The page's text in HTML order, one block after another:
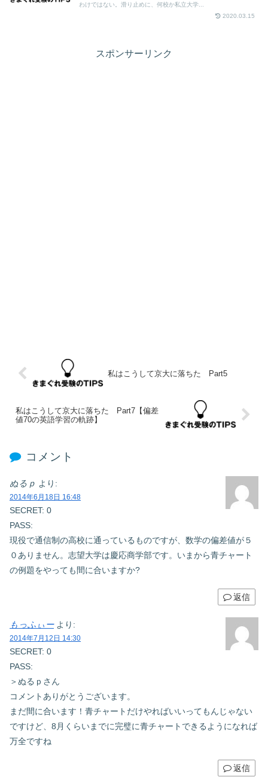
わけではない。滑り止めに、何校か私立大学...
2020.03.15
スポンサーリンク
私はこうして京大に落ちた Part5
私はこうして京大に落ちた Part7【偏差
値70の英語学習の軌跡】
コメント
ぬるｐ より:
2014年6月18日 16:48
SECRET: 0
PASS:
現役で通信制の高校に通っているものですが、数学の偏差値が５
０ありません。志望大学は慶応商学部です。いまから青チャート
の例題をやっても間に合いますか?
返信
もっふぃー より:
2014年7月12日 14:30
SECRET: 0
PASS:
＞ぬるｐさん
コメントありがとうございます。
まだ間に合います！青チャートだけやればいいってもんじゃない
ですけど、8月くらいまでに完璧に青チャートできるようになれば
万全ですね
返信